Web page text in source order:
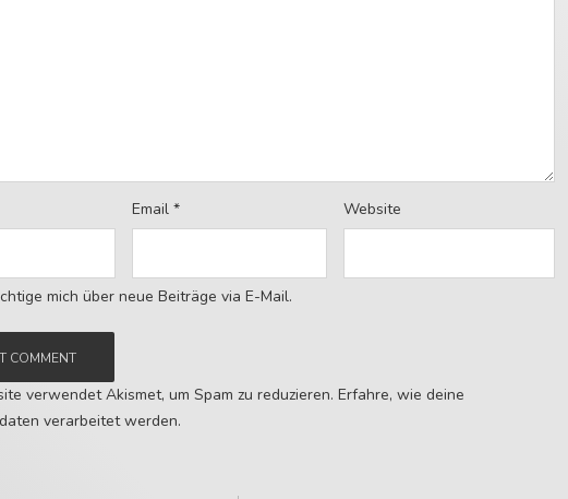
Email * Website
mich über neue Beiträge via E-Mail.
verwendet Akismet, um Spam zu reduzieren. Erfahre, wie deine
verarbeitet werden.